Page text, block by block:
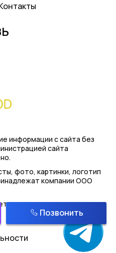
информации с сайта без
сайта
фото, картинки, логотип
компании ООО
отличая от картинок
Позвонить